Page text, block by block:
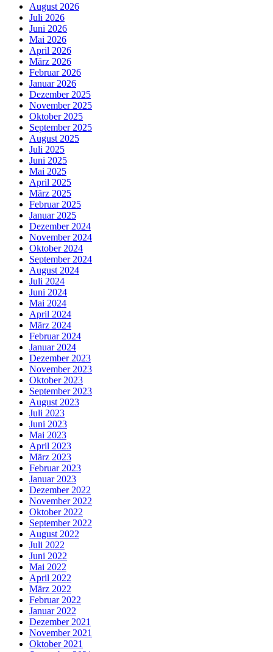
August 2026
Juli 2026
Juni 2026
Mai 2026
April 2026
März 2026
Februar 2026
Januar 2026
Dezember 2025
November 2025
Oktober 2025
September 2025
August 2025
Juli 2025
Juni 2025
Mai 2025
April 2025
März 2025
Februar 2025
Januar 2025
Dezember 2024
November 2024
Oktober 2024
September 2024
August 2024
Juli 2024
Juni 2024
Mai 2024
April 2024
März 2024
Februar 2024
Januar 2024
Dezember 2023
November 2023
Oktober 2023
September 2023
August 2023
Juli 2023
Juni 2023
Mai 2023
April 2023
März 2023
Februar 2023
Januar 2023
Dezember 2022
November 2022
Oktober 2022
September 2022
August 2022
Juli 2022
Juni 2022
Mai 2022
April 2022
März 2022
Februar 2022
Januar 2022
Dezember 2021
November 2021
Oktober 2021